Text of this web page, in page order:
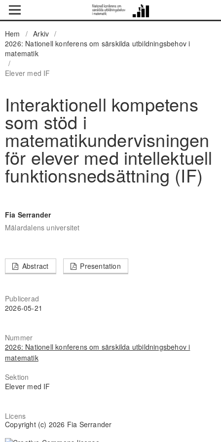
Hem / Arkiv /
2026: Nationell konferens om särskilda utbildningsbehov i
matematik
/
Elever med IF
Interaktionell kompetens
som stöd i
matematikundervisningen
för elever med intellektuell
funktionsnedsättning (IF)
Fia Serrander
Mälardalens universitet
Abstract Presentation
Publicerad
2026-05-21
Nummer
2026: Nationell konferens om särskilda utbildningsbehov i
matematik
Sektion
Elever med IF
Licens
Copyright (c) 2026 Fia Serrander